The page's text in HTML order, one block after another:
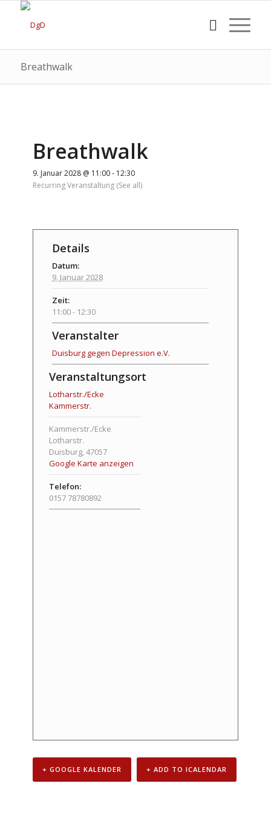
Breathwalk
Breathwalk
9. Januar 2028 @ 11:00- 12:30
Recurring Veranstaltung (See all)
Details
Datum:
9. Januar 2028
Zeit:
11:00 - 12:30
Veranstalter
Duisburg gegen Depression e.V.
Veranstaltungsort
Lotharstr./Ecke
Kammerstr.
Kammerstr./Ecke
Lotharstr.
Duisburg,47057
Google Karte anzeigen
Telefon:
0157 78780892
+ GOOGLE KALENDER + ADD TO ICALENDAR